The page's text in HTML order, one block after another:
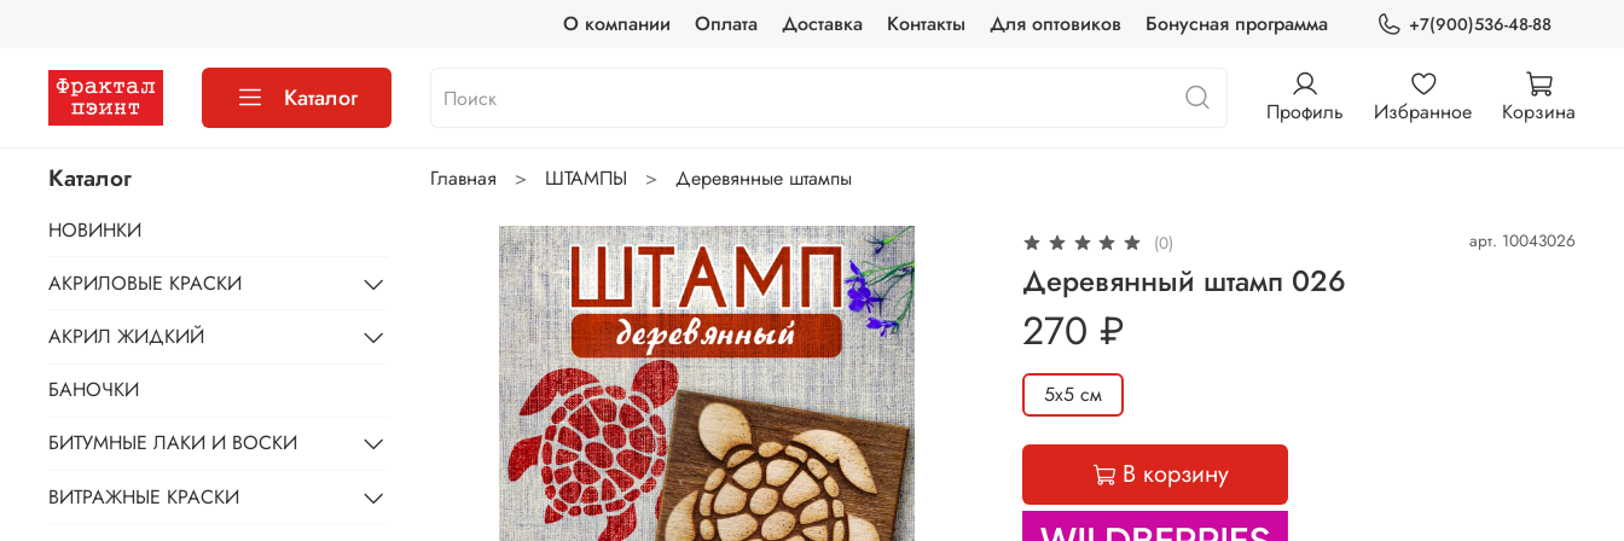
О компании Оплата Доставка Контакты Для оптовиков Бонусная программа +7(900)536-48-88
Каталог Профиль Избранное Корзина
Главная ШТАМПЫ Деревянные штампы
(0) арт. 10043026
Деревянный штамп 026
270 ₽
5х5 см
В корзину
Каталог
НОВИНКИ
АКРИЛОВЫЕ КРАСКИ
АКРИЛ ЖИДКИЙ
БАНОЧКИ
БИТУМНЫЕ ЛАКИ И ВОСКИ
ВИТРАЖНЫЕ КРАСКИ